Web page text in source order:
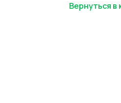
Вернуться в